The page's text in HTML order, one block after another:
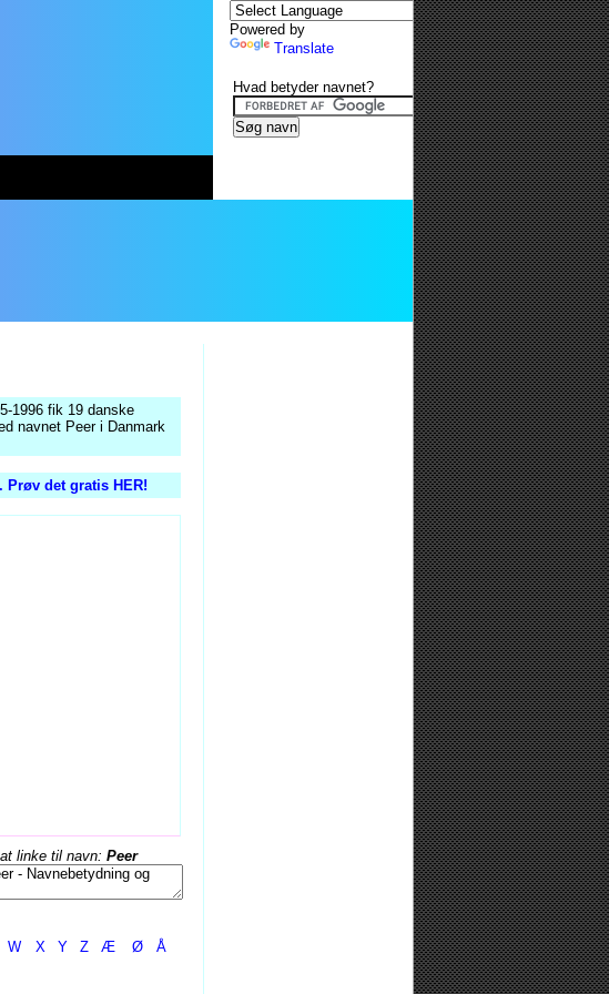
1996 fik 19 danske
navnet Peer i Danmark
. Prøv det gratis HER!
linke til navn: Peer
W X Y Z Æ Ø Å
Powered by
Translate
Hvad betyder navnet?